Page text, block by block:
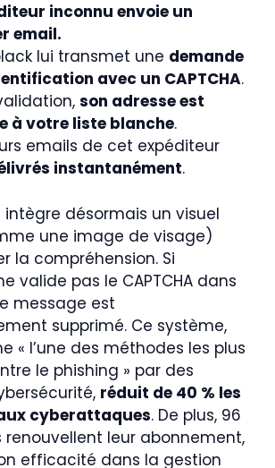
inconnu envoie un
email.
lui transmet une demande
avec un CAPTCHA.
son adresse est
à votre liste blanche.
emails de cet expéditeur
instantanément.
intègre désormais un visuel
une image de visage)
la compréhension. Si
valide pas le CAPTCHA dans
message est
supprimé. Ce système,
« l’une des méthodes les plus
le phishing » par des
réduit de 40 % les
cyberattaques. De plus, 96
renouvellent leur abonnement,
efficacité dans la gestion